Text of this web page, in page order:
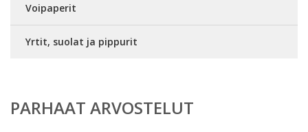
Voipaperit
Yrtit, suolat ja pippurit
PARHAAT ARVOSTELUT